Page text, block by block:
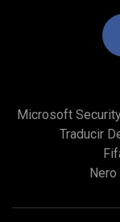
Microsoft
Traducir